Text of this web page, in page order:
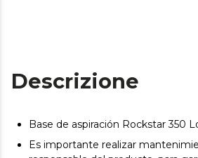
Descrizione
Base de aspiración Rockstar 350
Es importante realizar